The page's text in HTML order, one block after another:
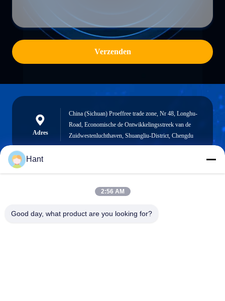
Verzenden
Adres
China (Sichuan) Proeffree trade zone, Nr 48, Longhu-
Road, Economische de Ontwikkelingsstreek van de
Zuidwestenluchthaven, Shuangliu-District, Chengdu
Sales03@chinafibercable.com
Hant
2:56 AM
Good day, what product are you looking for?